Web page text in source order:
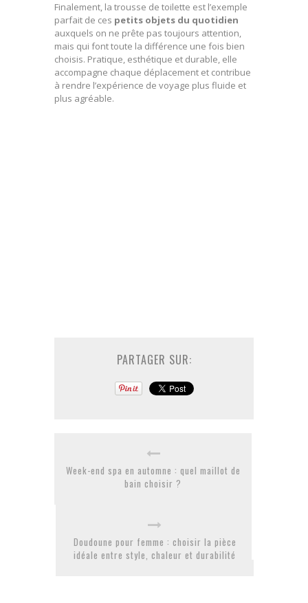
Finalement, la trousse de toilette est l’exemple
parfait de ces petits objets du quotidien
auxquels on ne prête pas toujours attention,
mais qui font toute la différence une fois bien
choisis. Pratique, esthétique et durable, elle
accompagne chaque déplacement et contribue
à rendre l’expérience de voyage plus fluide et
plus agréable.
PARTAGER SUR:
Week-end spa en automne : quel maillot de
bain choisir ?
Doudoune pour femme : choisir la pièce
idéale entre style, chaleur et durabilité